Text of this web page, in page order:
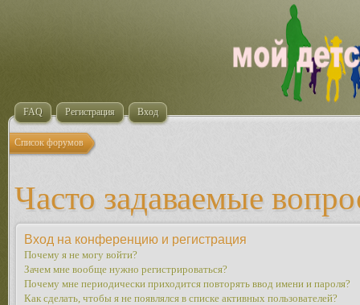
FAQ Регистрация Вход
Список форумов
Часто задаваемые
Вход на конференцию и регистрация
Почему я не могу войти?
Зачем мне вообще нужно регистрироваться?
Почему мне периодически приходится повторять ввод имени и пароля?
Как сделать, чтобы я не появлялся в списке активных пользователей?